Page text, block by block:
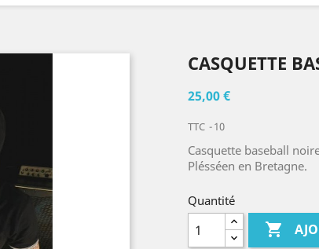
CASQUETTE
25,00 €
TTC 10
Casquette baseball
Plésséen en Bretagne.
Quantité
